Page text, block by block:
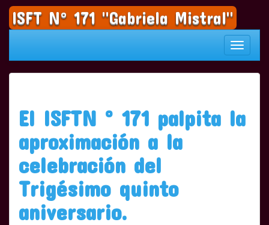
Saltar
contenido
ISFT N° 171 "Gabriela Mistral"
El ISFTN ° 171 palpita la
aproximación a la
celebración del
Trigésimo quinto
aniversario.